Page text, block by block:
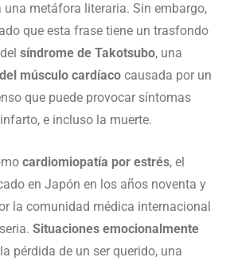
una metáfora literaria. Sin embargo,
que esta frase tiene un trasfondo
síndrome de Takotsubo, una
músculo cardíaco causada por un
que puede provocar síntomas
e incluso la muerte.
cardiomiopatía por estrés, el
en Japón en los años noventa y
la comunidad médica internacional
Situaciones emocionalmente
pérdida de un ser querido, una